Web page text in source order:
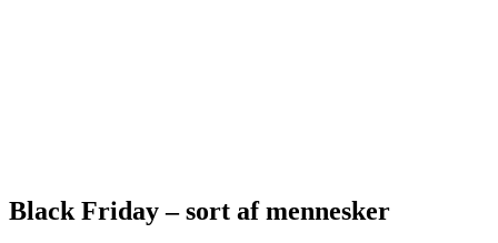
Black Friday – sort af mennesker